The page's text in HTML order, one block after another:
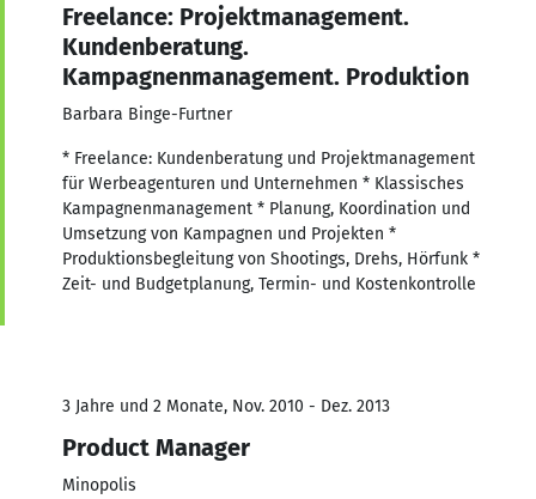
Freelance: Projektmanagement.
Kundenberatung.
Kampagnenmanagement. Produktion
Barbara Binge-Furtner
* Freelance: Kundenberatung und Projektmanagement
für Werbeagenturen und Unternehmen * Klassisches
Kampagnenmanagement * Planung, Koordination und
Umsetzung von Kampagnen und Projekten *
Produktionsbegleitung von Shootings, Drehs, Hörfunk *
Zeit- und Budgetplanung, Termin- und Kostenkontrolle
3 Jahre und 2 Monate, Nov. 2010 - Dez. 2013
Product Manager
Minopolis